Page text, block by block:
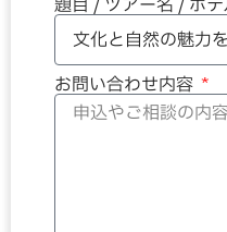
題目 / ツアー名 / ホテ
お問い合わせ内容